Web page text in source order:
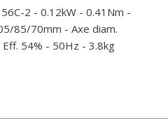
2 - 0.12kW - 0.41Nm -
85/70mm - Axe diam.
54% - 50Hz - 3.8kg